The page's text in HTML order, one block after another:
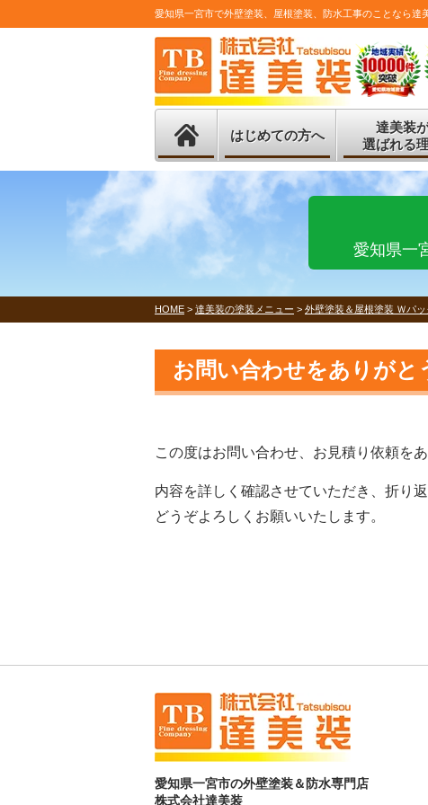
愛知県一宮市で外壁塗装、屋根塗装、防水工事のことなら達
はじめての方へ
達美装
選ばれる
愛知県一
HOME > 達美装の塗装メニュー > 外壁塗装＆屋根塗装 Ｗパッ
お問い合わせをありがと
この度はお問い合わせ、お見積り依頼を
内容を詳しく確認させていただき、折り
どうぞよろしくお願いいたします。
愛知県一宮市の外壁塗装＆防水専門店
株式会社達美装